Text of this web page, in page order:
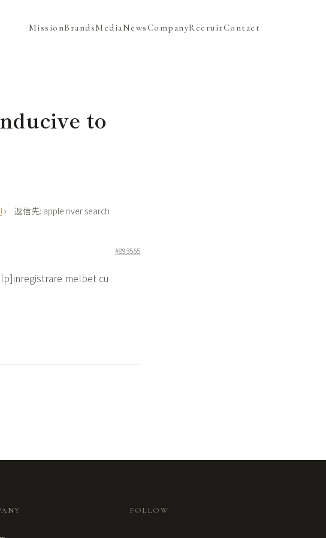
MissionBrandsMediaNewsCompanyRecruitContact
to
›
返信先: apple river search
#893565
melbet cu
FOLLOW